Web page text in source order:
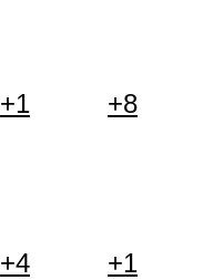
+1 +8
+4 +1